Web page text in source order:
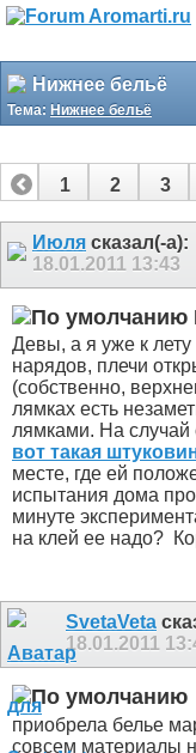
Нижнее бельё
Тема: Нижнее бельё
1 2 3
Июля сказал(-а):
18.01.2011 13:43
Девы, а я уже к лету
нарядов, плечи
(собственно,
лямках есть
лямками. На случай
вот такая
месте, где ей
испытания дома
минуте
на клей ее надо?
SvetaVeta
18.01.2011
приобрела белье
совсем материалы